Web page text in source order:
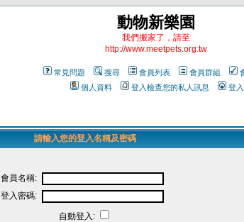
動物新樂園
我們搬家了，請至
http://www.meetpets.org.tw
常見問題 搜尋 會員列表 會員群組
個人資料
登入檢查您的私人訊息 登入
請輸入您的登入名稱及密碼
會員名稱:
登入密碼:
自動登入: